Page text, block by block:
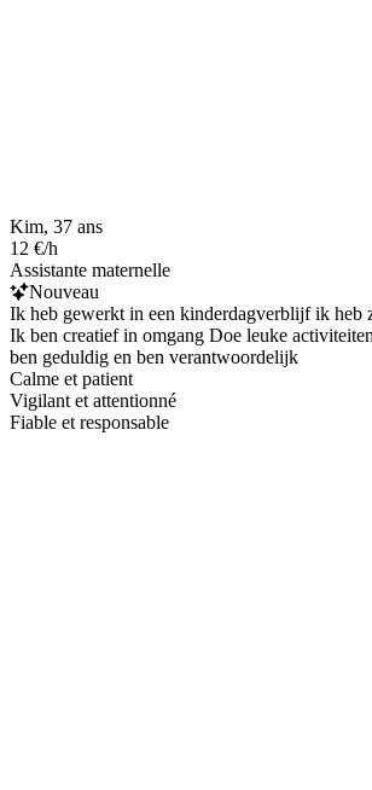
Kim, 37 ans
12 €/h
Assistante maternelle
Nouveau
Ik heb gewerkt in een kinderdagverblijf ik heb
Ik ben creatief in omgang Doe leuke
ben geduldig en ben verantwoordelijk
Calme et patient
Vigilant et attentionné
Fiable et responsable